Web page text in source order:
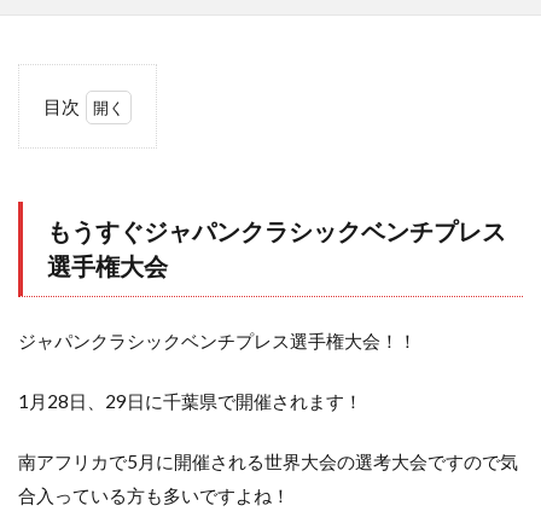
目次
ぐ
ジ
ャ
パ
ク
シ
ッ
ベ
ン
チ
もうすぐジャパンクラシックベンチプレス
選手権大会
ジャパンクラシックベンチプレス選手権大会！！
1月28日、29日に千葉県で開催されます！
南アフリカで5月に開催される世界大会の選考大会ですので気
合入っている方も多いですよね！